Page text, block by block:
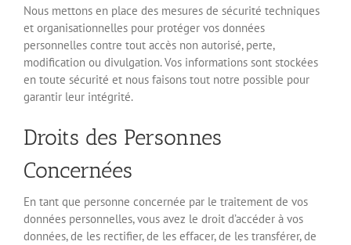
Nous mettons en place des mesures de sécurité techniques
et organisationnelles pour protéger vos données
personnelles contre tout accès non autorisé, perte,
modification ou divulgation. Vos informations sont stockées
en toute sécurité et nous faisons tout notre possible pour
garantir leur intégrité.
Droits des Personnes
Concernées
En tant que personne concernée par le traitement de vos
données personnelles, vous avez le droit d’accéder à vos
données, de les rectifier, de les effacer, de les transférer, de